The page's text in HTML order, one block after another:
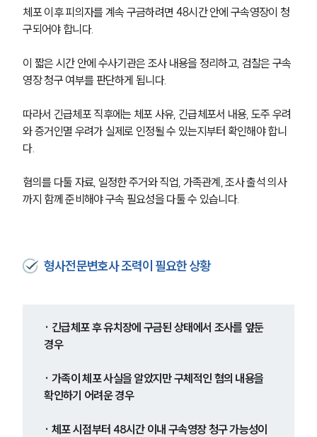
체포 이후 피의자를 계속 구금하려면 48시간 안에 구속영장이 청
구되어야 합니다.
이 짧은 시간 안에 수사기관은 조사 내용을 정리하고, 검찰은 구속
영장 청구 여부를 판단하게 됩니다.
따라서 긴급체포 직후에는 체포 사유, 긴급체포서 내용, 도주 우려
와 증거인멸 우려가 실제로 인정될 수 있는지부터 확인해야 합니
다.
혐의를 다툴 자료, 일정한 주거와 직업, 가족관계, 조사 출석 의사
까지 함께 준비해야 구속 필요성을 다툴 수 있습니다.
형사전문변호사 조력이 필요한 상황
· 긴급체포 후 유치장에 구금된 상태에서 조사를 앞둔
경우
· 가족이 체포 사실을 알았지만 구체적인 혐의 내용을
확인하기 어려운 경우
· 체포 시점부터 48시간 이내 구속영장 청구 가능성이